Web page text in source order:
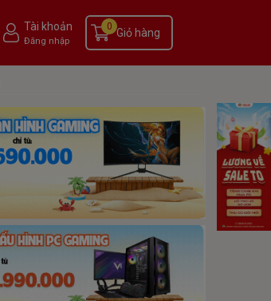
Tài khoản
Đăng nhập
Giỏ hàng
0